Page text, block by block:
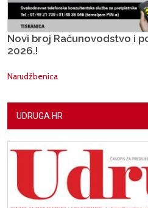
Novi broj Računovodstvo i
2026.!
Narudžbenica
UDRUGA.HR